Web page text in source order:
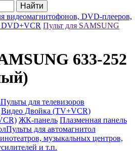
Найти
видеомагнитофонов, DVD-плееров,
Пульт для SAMSUNG
633-252
Пульты для телевизоров
Видео Двойка (TV+VCR)
ЖК-панель Плазменная панель
Пульты для автомагнитол